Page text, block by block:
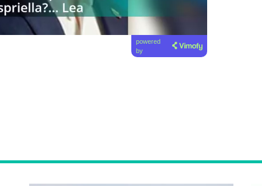
powered
by